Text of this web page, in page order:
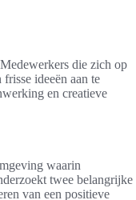
die zich op
ideeën aan te
en creatieve
waarin
twee belangrijke
van een positieve